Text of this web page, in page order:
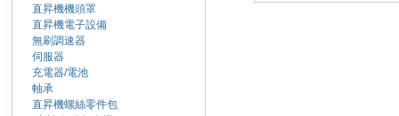
直昇機機頭罩
直昇機電子設備
無刷調速器
伺服器
充電器/電池
軸承
直昇機螺絲零件包